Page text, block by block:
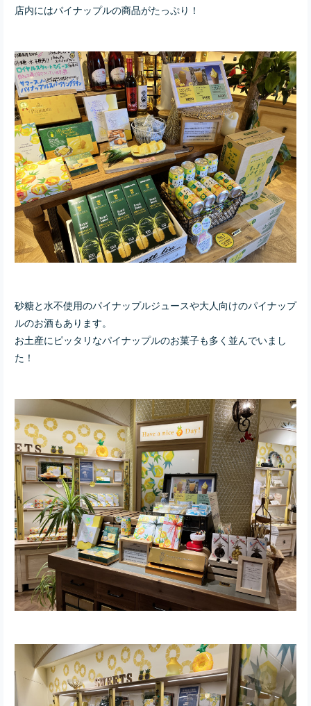
店内にはパイナップルの商品がたっぷり！
砂糖と水不使用のパイナップルジュースや大人向けのパイナップ
ルのお酒もあります。
お土産にピッタリなパイナップルのお菓子も多く並んでいまし
た！